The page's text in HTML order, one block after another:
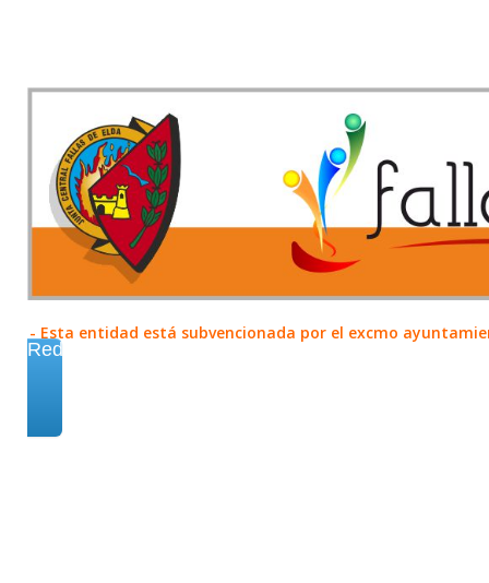
- Esta entidad está subvencionada por el excmo
Redes